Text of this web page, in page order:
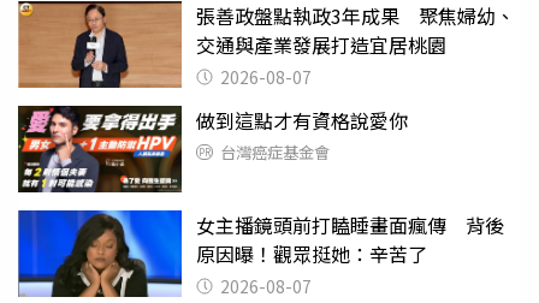
張善政盤點執政3年成果 聚焦婦幼、
交通與產業發展打造宜居桃園
2026-08-07
做到這點才有資格說愛你
台灣癌症基金會
女主播鏡頭前打瞌睡畫面瘋傳 背後
原因曝！觀眾挺她：辛苦了
2026-08-07